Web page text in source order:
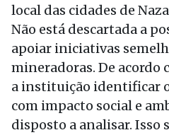
local das cidades de
Não está descartada a
apoiar iniciativas
mineradoras. De acordo
a instituição identificar
com impacto social e
disposto a analisar. Isso